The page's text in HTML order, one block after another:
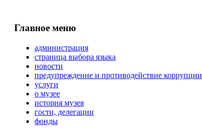
Главное меню
администрация
страница выбора языка
новости
предупреждение и противодействие коррупции
услуги
о музее
история музея
гости, делегации
фонды